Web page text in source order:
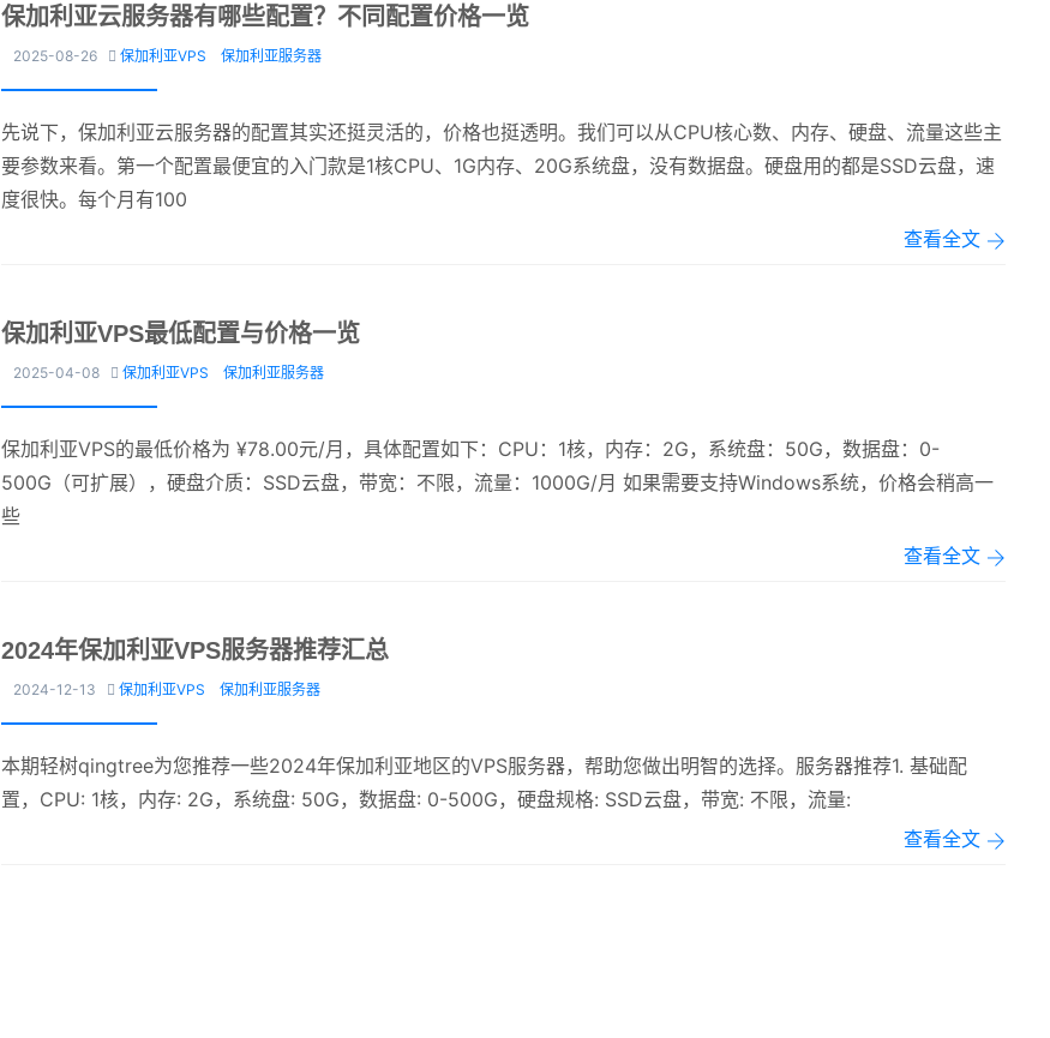
保加利亚云服务器有哪些配置？不同配置价格一览
2025-08-26  保加利亚VPS 保加利亚服务器
先说下，保加利亚云服务器的配置其实还挺灵活的，价格也挺透明。我们可以从CPU核心数、内存、硬盘、流量这些主
要参数来看。第一个配置最便宜的入门款是1核CPU、1G内存、20G系统盘，没有数据盘。硬盘用的都是SSD云盘，速
度很快。每个月有100
查看全文
保加利亚VPS最低配置与价格一览
2025-04-08  保加利亚VPS 保加利亚服务器
保加利亚VPS的最低价格为 ¥78.00元/月，具体配置如下：CPU：1核，内存：2G，系统盘：50G，数据盘：0-
500G（可扩展），硬盘介质：SSD云盘，带宽：不限，流量：1000G/月 如果需要支持Windows系统，价格会稍高一
些
查看全文
2024年保加利亚VPS服务器推荐汇总
2024-12-13  保加利亚VPS 保加利亚服务器
本期轻树qingtree为您推荐一些2024年保加利亚地区的VPS服务器，帮助您做出明智的选择。服务器推荐1. 基础配
置，CPU: 1核，内存: 2G，系统盘: 50G，数据盘: 0-500G，硬盘规格: SSD云盘，带宽: 不限，流量:
查看全文